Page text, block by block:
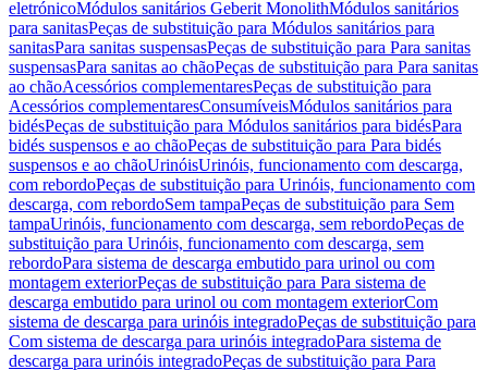
eletrónicoMódulos sanitários Geberit MonolithMódulos sanitários
para sanitasPeças de substituição para Módulos sanitários para
sanitasPara sanitas suspensasPeças de substituição para Para sanitas
suspensasPara sanitas ao chãoPeças de substituição para Para sanitas
ao chãoAcessórios complementaresPeças de substituição para
Acessórios complementaresConsumíveisMódulos sanitários para
bidésPeças de substituição para Módulos sanitários para bidésPara
bidés suspensos e ao chãoPeças de substituição para Para bidés
suspensos e ao chãoUrinóisUrinóis, funcionamento com descarga,
com rebordoPeças de substituição para Urinóis, funcionamento com
descarga, com rebordoSem tampaPeças de substituição para Sem
tampaUrinóis, funcionamento com descarga, sem rebordoPeças de
substituição para Urinóis, funcionamento com descarga, sem
rebordoPara sistema de descarga embutido para urinol ou com
montagem exteriorPeças de substituição para Para sistema de
descarga embutido para urinol ou com montagem exteriorCom
sistema de descarga para urinóis integradoPeças de substituição para
Com sistema de descarga para urinóis integradoPara sistema de
descarga para urinóis integradoPeças de substituição para Para